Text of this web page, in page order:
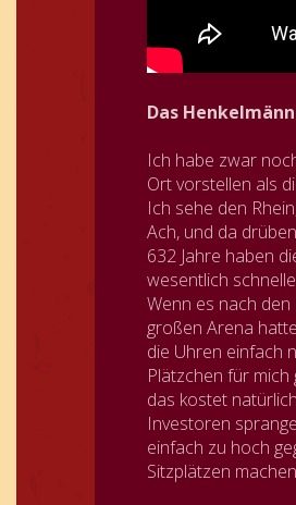
Das
Ich habe zwar
Ort vorstellen als
Ich sehe den
Ach, und da
632 Jahre haben
wesentlich
Wenn es nach
großen Arena
die Uhren einfach
Plätzchen für
das kostet
Investoren
einfach zu hoch
Sitzplätzen